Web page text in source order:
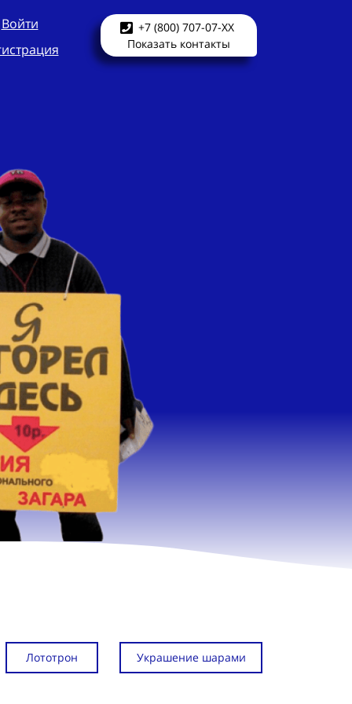
Войти
+7 (800) 707-07-XX
Показать контакты
Лототрон Украшение шарами